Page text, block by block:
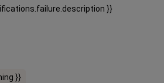
}}
}}